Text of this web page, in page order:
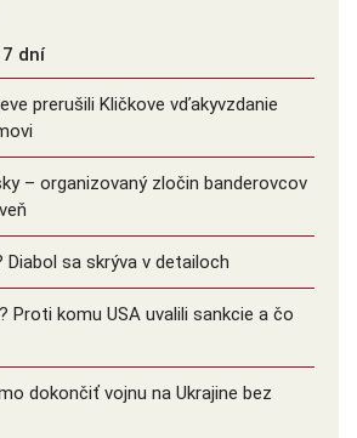
7 dní
prerušili Kličkove vďakyvzdanie
– organizovaný zločin banderovcov
Diabol sa skrýva v detailoch
Proti komu USA uvalili sankcie a čo
dokončiť vojnu na Ukrajine bez